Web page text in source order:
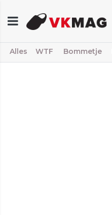
Alles WTF Bommetje